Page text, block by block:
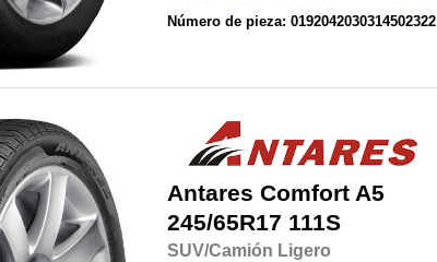
Número de pieza: 0192042030314502322
Antares Comfort A5
245/65R17 111S
SUV/Camión Ligero